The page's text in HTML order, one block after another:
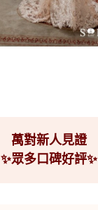
萬對新人見證
✨眾多口碑好評✨